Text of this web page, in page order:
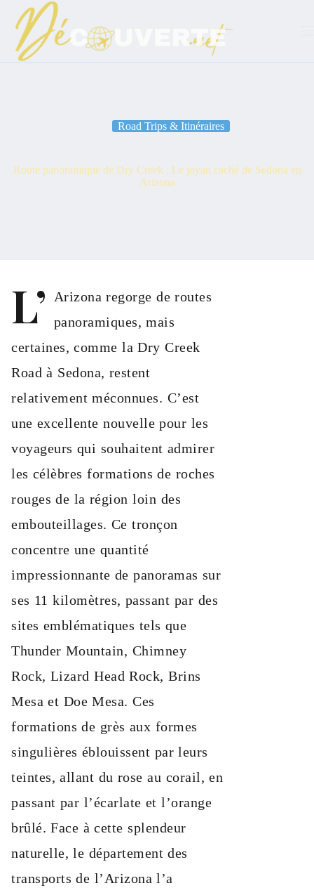
contenu
Road Trips & Itinéraires
Route panoramique de Dry Creek : Le joyau caché de Sedona en
Arizona
L’
Arizona regorge de routes
panoramiques, mais
certaines, comme la Dry Creek
Road à Sedona, restent
relativement méconnues. C’est
une excellente nouvelle pour les
voyageurs qui souhaitent admirer
les célèbres formations de roches
rouges de la région loin des
embouteillages. Ce tronçon
concentre une quantité
impressionnante de panoramas sur
ses 11 kilomètres, passant par des
sites emblématiques tels que
Thunder Mountain, Chimney
Rock, Lizard Head Rock, Brins
Mesa et Doe Mesa. Ces
formations de grès aux formes
singulières éblouissent par leurs
teintes, allant du rose au corail, en
passant par l’écarlate et l’orange
brûlé. Face à cette splendeur
naturelle, le département des
transports de l’Arizona l’a